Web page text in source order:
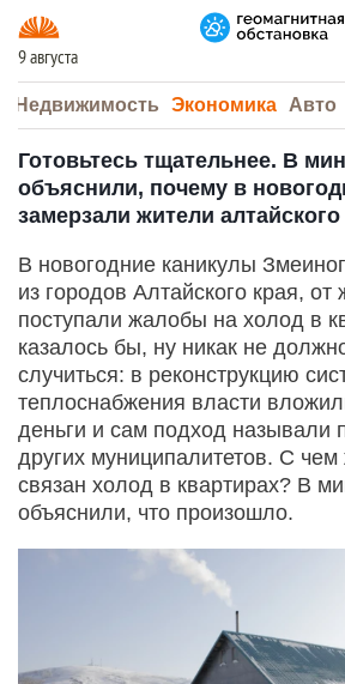
9 августа
Недвижимость Экономика Авто
Готовьтесь тщательнее. В
объяснили, почему в
замерзали жители
В новогодние каникулы
из городов Алтайского края, от
поступали жалобы на холод в
казалось бы, ну никак не
случиться: в реконструкцию
теплоснабжения власти
деньги и сам подход называли
других муниципалитетов. С чем
связан холод в квартирах? В
объяснили, что произошло.